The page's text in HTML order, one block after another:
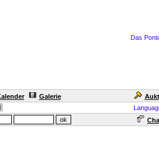
Das
Galerie